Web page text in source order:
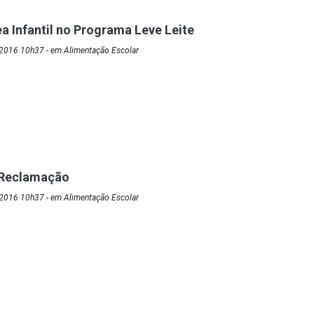
Infantil no Programa Leve Leite
10h37 - em Alimentação Escolar
10h37 - em Alimentação Escolar